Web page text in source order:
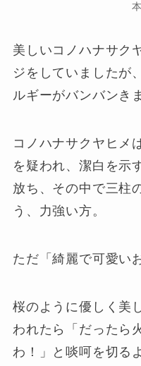
美しいコノハナサク
ジをしていましたが
ルギーがバンバンき
コノハナサクヤヒメ
を疑われ、潔白を示
放ち、その中で三柱
う、力強い方。
ただ「綺麗で可愛い
桜のように優しく美
われたら「だったら
わ！」と啖呵を切る